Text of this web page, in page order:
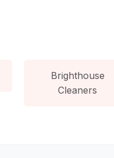
Brighthouse
Cleaners